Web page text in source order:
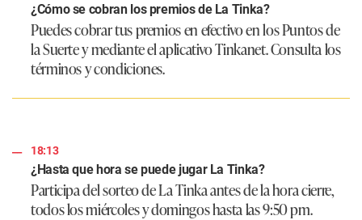
¿Cómo se cobran los premios de La Tinka?
Puedes cobrar tus premios en efectivo en los Puntos de
la Suerte y mediante el aplicativo Tinkanet. Consulta los
términos y condiciones.
18:13
¿Hasta que hora se puede jugar La Tinka?
Participa del sorteo de La Tinka antes de la hora cierre,
todos los miércoles y domingos hasta las 9:50 pm.